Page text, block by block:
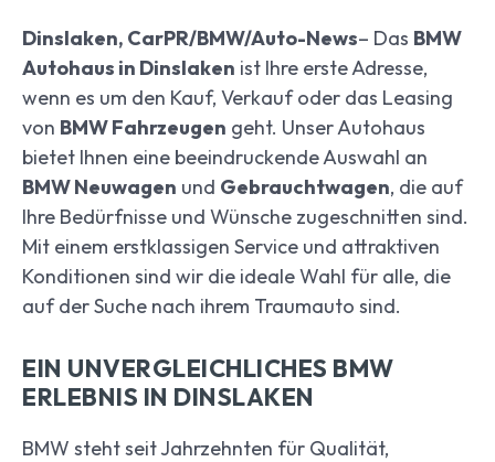
Dinslaken, CarPR/BMW/Auto-News– Das BMW
Autohaus in Dinslaken ist Ihre erste Adresse,
wenn es um den Kauf, Verkauf oder das Leasing
von BMW Fahrzeugen geht. Unser Autohaus
bietet Ihnen eine beeindruckende Auswahl an
BMW Neuwagen und Gebrauchtwagen, die auf
Ihre Bedürfnisse und Wünsche zugeschnitten sind.
Mit einem erstklassigen Service und attraktiven
Konditionen sind wir die ideale Wahl für alle, die
auf der Suche nach ihrem Traumauto sind.
EIN UNVERGLEICHLICHES BMW
ERLEBNIS IN DINSLAKEN
BMW steht seit Jahrzehnten für Qualität,